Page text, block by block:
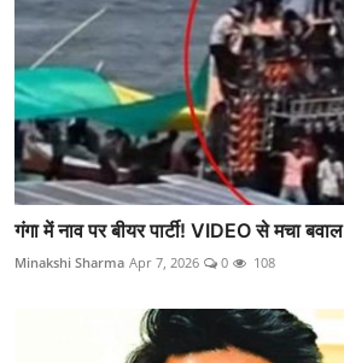
गंगा में नाव पर बीयर पार्टी! VIDEO से मचा बवाल
Minakshi Sharma Apr 7, 2026 0 108